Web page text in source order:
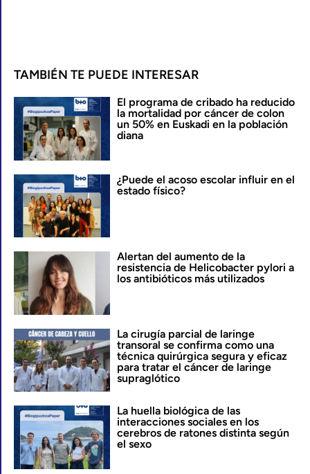
TAMBIÉN TE PUEDE INTERESAR
El programa de cribado ha reducido
la mortalidad por cáncer de colon
un 50% en Euskadi en la población
diana
¿Puede el acoso escolar influir en el
estado físico?
Alertan del aumento de la
resistencia de Helicobacter pylori a
los antibióticos más utilizados
La cirugía parcial de laringe
transoral se confirma como una
técnica quirúrgica segura y eficaz
para tratar el cáncer de laringe
supraglótico
La huella biológica de las
interacciones sociales en los
cerebros de ratones distinta según
el sexo